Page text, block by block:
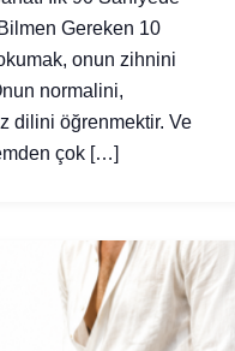
Gereken 10
onun zihnini
normalini,
dilini öğrenmektir. Ve
çok […]